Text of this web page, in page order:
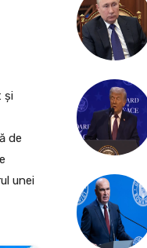
și
de
unei